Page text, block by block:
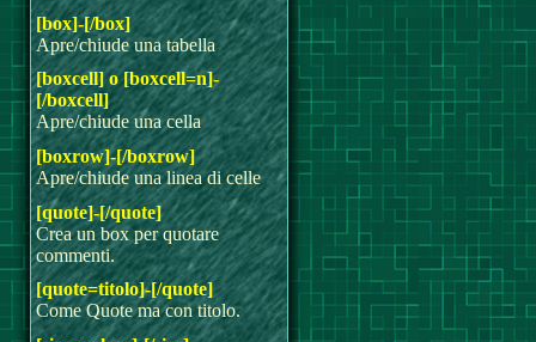
[box]-[/box]
Apre/chiude una tabella
[boxcell] o [boxcell=n]-
[/boxcell]
Apre/chiude una cella
[boxrow]-[/boxrow]
Apre/chiude una linea di celle
[quote]-[/quote]
Crea un box per quotare
commenti.
[quote=titolo]-[/quote]
Come Quote ma con titolo.